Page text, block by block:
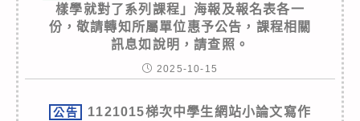
樣學就對了系列課程」海報及報名表各一
份，敬請轉知所屬單位惠予公告，課程相關
訊息如說明，請查照。
2025-10-15
公告
1121015梯次中學生網站小論文寫作